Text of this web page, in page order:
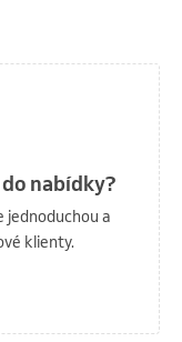
nabídky?
jednoduchou a
klienty.